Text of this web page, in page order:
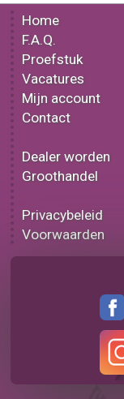
Home
F.A.Q.
Proefstuk
Vacatures
Mijn account
Contact
Dealer worden
Groothandel
Privacybeleid
Voorwaarden